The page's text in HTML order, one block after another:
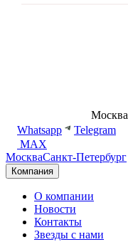
Москва
Whatsapp
Telegram
MAX
МоскваСанкт-Петербург
Компания
О компании
Новости
Контакты
Звезды с нами